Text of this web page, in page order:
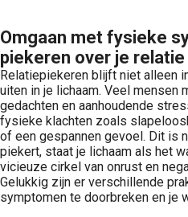
Omgaan met fysieke
piekeren over je relatie
Relatiepiekeren blijft niet alleen
uiten in je lichaam. Veel mensen
gedachten en aanhoudende
fysieke klachten zoals
of een gespannen gevoel. Dit is
piekert, staat je lichaam als het
vicieuze cirkel van onrust en
Gelukkig zijn er verschillende
symptomen te doorbreken en je